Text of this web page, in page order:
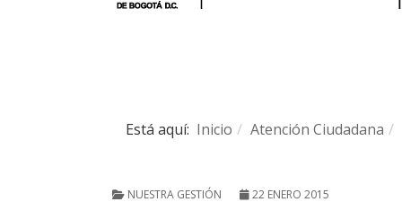
Está aquí: Inicio Atención Ciudadana
NUESTRA GESTIÓN 22 ENERO 2015